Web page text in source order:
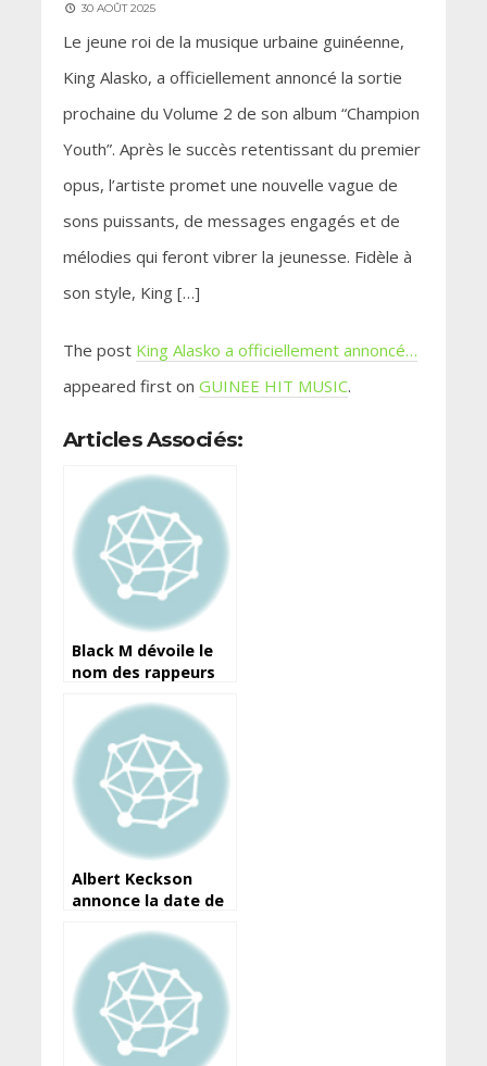
30 AOÛT 2025
Le jeune roi de la musique urbaine guinéenne,
King Alasko, a officiellement annoncé la sortie
prochaine du Volume 2 de son album “Champion
Youth”. Après le succès retentissant du premier
opus, l’artiste promet une nouvelle vague de
sons puissants, de messages engagés et de
mélodies qui feront vibrer la jeunesse. Fidèle à
son style, King […]
The post King Alasko a officiellement annoncé…
appeared first on GUINEE HIT MUSIC.
Articles Associés:
Black M dévoile le
nom des rappeurs
lesquels, il compte
collaborer!
Albert Keckson
annonce la date de
prochain album “Roi
de la ville”